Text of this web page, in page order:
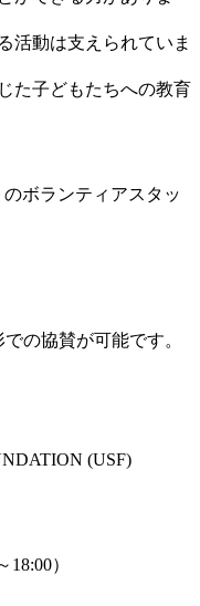
活動は支えられていま
た子どもたちへの教育
ボランティアスタッ
の協賛が可能です。
(USF)
）